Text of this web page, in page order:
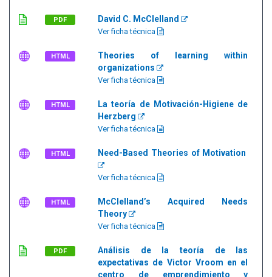
PDF David C. McClelland
Ver ficha técnica
HTML
Theories of learning within
organizations
Ver ficha técnica
HTML
La teoría de Motivación-Higiene de
Herzberg
Ver ficha técnica
HTML Need-Based Theories of Motivation
Ver ficha técnica
HTML
McClelland’s Acquired Needs
Theory
Ver ficha técnica
PDF
Análisis de la teoría de las
expectativas de Victor Vroom en el
centro de emprendimiento y